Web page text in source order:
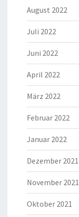
August 2022
Juli 2022
Juni 2022
April 2022
März 2022
Februar 2022
Januar 2022
Dezember 2021
November 2021
Oktober 2021